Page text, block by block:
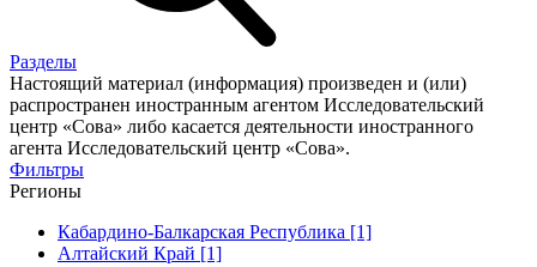
Разделы
Настоящий материал (информация) произведен и (или)
распространен иностранным агентом Исследовательский
центр «Сова» либо касается деятельности иностранного
агента Исследовательский центр «Сова».
Фильтры
Регионы
Кабардино-Балкарская Республика [1]
Алтайский Край [1]